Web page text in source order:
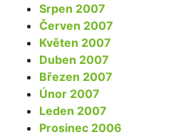
Srpen 2007
Červen 2007
Květen 2007
Duben 2007
Březen 2007
Únor 2007
Leden 2007
Prosinec 2006